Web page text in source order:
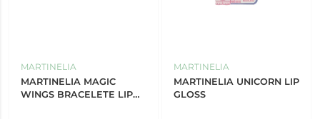
MARTINELIA
MARTINELIA MAGIC
WINGS BRACELETE LIP
MARTINELIA
MARTINELIA UNICORN LIP
GLOSS